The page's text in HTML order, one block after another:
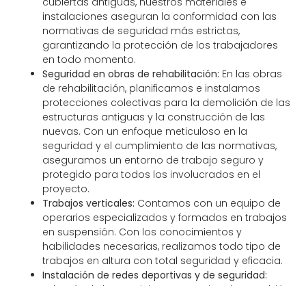
instalaciones aseguran la conformidad con las
normativas de seguridad más estrictas,
garantizando la protección de los trabajadores
en todo momento.
Seguridad en obras de rehabilitación: En las obras
de rehabilitación, planificamos e instalamos
protecciones colectivas para la demolición de las
estructuras antiguas y la construcción de las
nuevas. Con un enfoque meticuloso en la
seguridad y el cumplimiento de las normativas,
aseguramos un entorno de trabajo seguro y
protegido para todos los involucrados en el
proyecto.
Trabajos verticales: Contamos con un equipo de
operarios especializados y formados en trabajos
en suspensión. Con los conocimientos y
habilidades necesarias, realizamos todo tipo de
trabajos en altura con total seguridad y eficacia.
Instalación de redes deportivas y de seguridad: